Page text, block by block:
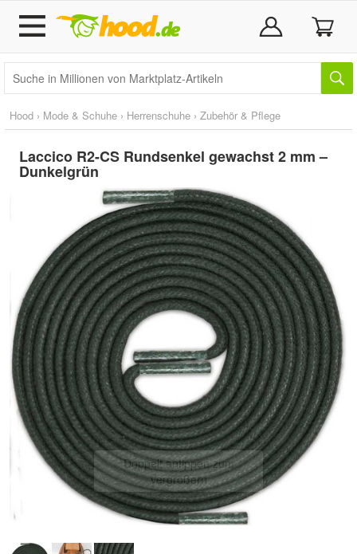
Hood › Mode & Schuhe › Herrenschuhe › Zubehör & Pflege
Laccico R2-CS Rundsenkel gewachst 2 mm –
Dunkelgrün
Doppelt antippen zum
vergrößern